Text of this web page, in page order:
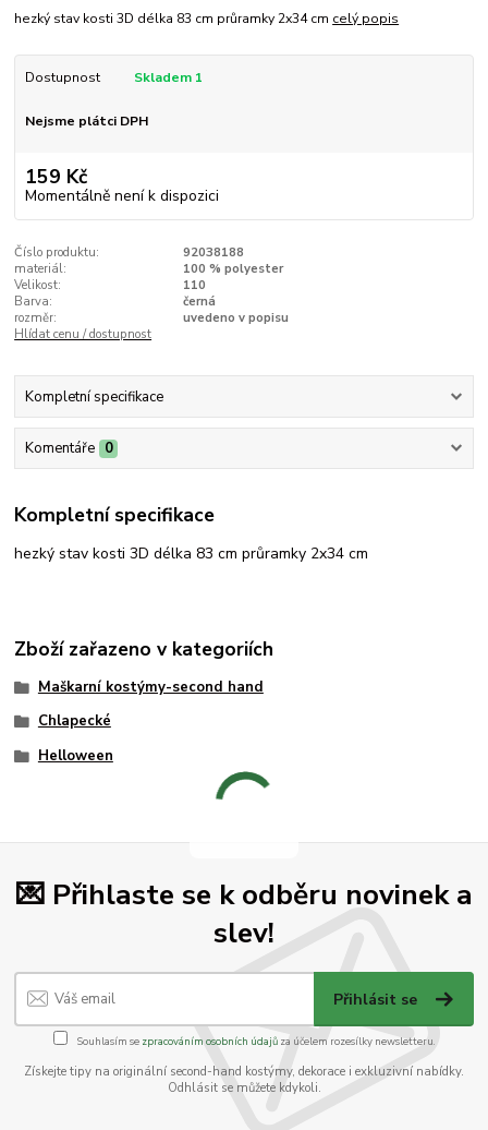
hezký stav kosti 3D délka 83 cm průramky 2x34 cm celý popis
Dostupnost Skladem 1
Nejsme plátci DPH
159 Kč
Momentálně není k dispozici
Číslo produktu:
92038188
materiál:
100 % polyester
Velikost:
110
Barva:
černá
rozměr:
uvedeno v popisu
Hlídat cenu / dostupnost
Kompletní specifikace
Komentáře 0
Kompletní specifikace
hezký stav kosti 3D délka 83 cm průramky 2x34 cm
Zboží zařazeno v kategoriích
Maškarní kostýmy-second hand
Chlapecké
Helloween
💌 Přihlaste se k odběru novinek a
slev!
Přihlásit se
Souhlasím se zpracováním osobních údajůza účelem rozesílky newsletteru.
Získejte tipy na originální second-hand kostýmy, dekorace i exkluzivní nabídky.
Odhlásit se můžete kdykoli.